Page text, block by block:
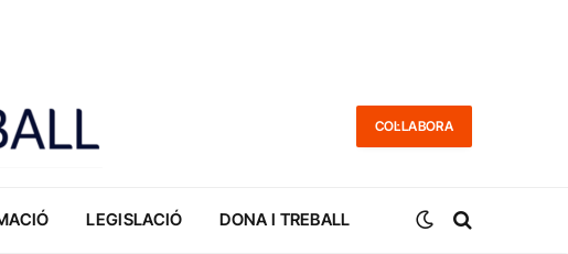
COL·LABORA
LEGISLACIÓ DONA I TREBALL